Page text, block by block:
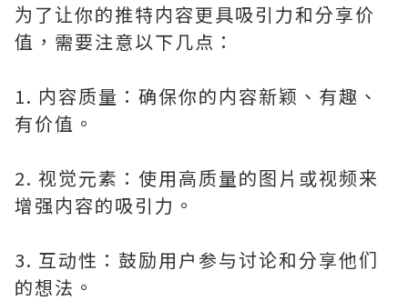
为了让你的推特内容更具吸引力和分享价
值，需要注意以下几点：
1. 内容质量：确保你的内容新颖、有趣、
有价值。
2. 视觉元素：使用高质量的图片或视频来
增强内容的吸引力。
3. 互动性：鼓励用户参与讨论和分享他们
的想法。